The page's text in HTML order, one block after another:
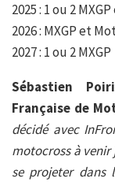
2025 : 1 ou 2
2026 : MXGP et
2027 : 1 ou 2 MXGP
Sébastien
Française de
décidé avec
motocross à venir
se projeter dans